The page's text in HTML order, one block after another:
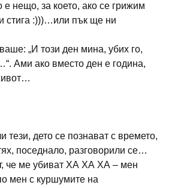
нещо, за което, ако се грижим
стига :)))…или пък ще ни
„И този ден мина, убих го,
Ами ако вместо ден е година,
тези, дето се познават с времето,
поседнало, разговорили се…
че ме убиват ХА ХА ХА – мен
мен с куршумите на